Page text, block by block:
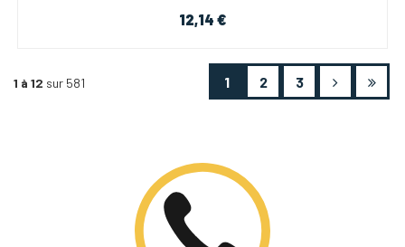
12,14 €
1 à 12 sur 581 1 2 3